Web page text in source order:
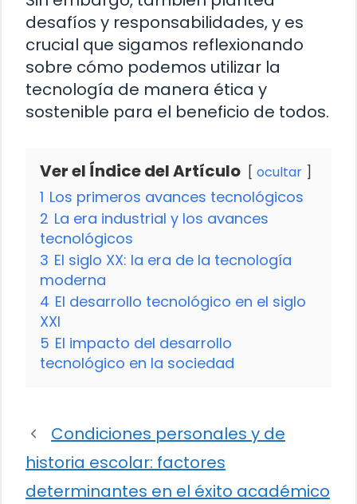
desafíos y responsabilidades, y es
crucial que sigamos reflexionando
sobre cómo podemos utilizar la
tecnología de manera ética y
sostenible para el beneficio de todos.
Ver el Índice del Artículo ocultar
1 Los primeros avances tecnológicos
2 La era industrial y los avances
tecnológicos
3 El siglo XX: la era de la tecnología
moderna
4 El desarrollo tecnológico en el siglo
XXI
5 El impacto del desarrollo
tecnológico en la sociedad
Condiciones personales y de
historia escolar: factores
determinantes en el éxito académico